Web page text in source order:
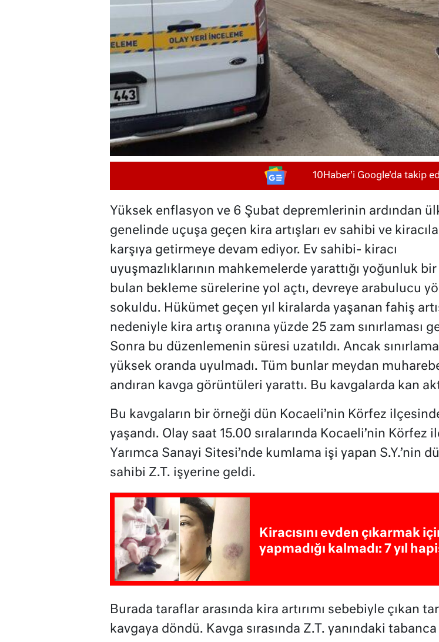
10Haber'i Google'da takip
Yüksek enflasyon ve 6 Şubat depremlerinin ardından
genelinde uçuşa geçen kira artışları ev sahibi ve
karşıya getirmeye devam ediyor. Ev sahibi- kiracı
uyuşmazlıklarının mahkemelerde yarattığı yoğunluk bir
bulan bekleme sürelerine yol açtı, devreye arabulucu
sokuldu. Hükümet geçen yıl kiralarda yaşanan fahiş
nedeniyle kira artış oranına yüzde 25 zam sınırlaması
Sonra bu düzenlemenin süresi uzatıldı. Ancak
yüksek oranda uyulmadı. Tüm bunlar meydan
andıran kavga görüntüleri yarattı. Bu kavgalarda kan
Bu kavgaların bir örneği dün Kocaeli’nin Körfez
yaşandı. Olay saat 15.00 sıralarında Kocaeli’nin Körfez
Yarımca Sanayi Sitesi’nde kumlama işi yapan S.Y.’nin
sahibi Z.T. işyerine geldi.
Kiracısını evden çıkarmak
yapmadığı kalmadı: 7 yıl
Burada taraflar arasında kira artırımı sebebiyle çıkan
kavgaya döndü. Kavga sırasında Z.T. yanındaki